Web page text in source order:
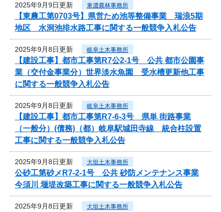
2025年9月9日更新 東濃農林事務所
【東農工第0703号】県営ため池等整備事業 瑞浪5期
地区 水洞池排水路工事に関する一般競争入札公告
2025年9月8日更新 岐阜土木事務所
【建設工事】都市工事第R7公2-1号 公共 都市公園事
業（交付金事業分）世界淡水魚園 受水槽更新他工事
に関する一般競争入札公告
2025年9月8日更新 岐阜土木事務所
【建設工事】都市工事第R7-6-3号 県単 街路事業
（一般分）(債務)（都）岐阜駅城田寺線 統合柱設置
工事に関する一般競争入札公告
2025年9月8日更新 大垣土木事務所
公砂工第砂メR7-2-1号 公共 砂防メンテナンス事業
今須川 堰堤改築工事に関する一般競争入札公告
2025年9月8日更新 大垣土木事務所